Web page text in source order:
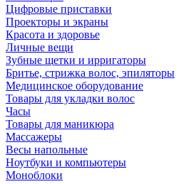
Цифровые приставки
Проекторы и экраны
Красота и здоровье
Личные вещи
Зубные щетки и ирригаторы
Бритье, стрижка волос, эпиляторы
Медицинское оборудование
Товары для укладки волос
Часы
Товары для маникюра
Массажеры
Весы напольные
Ноутбуки и компьютеры
Моноблоки